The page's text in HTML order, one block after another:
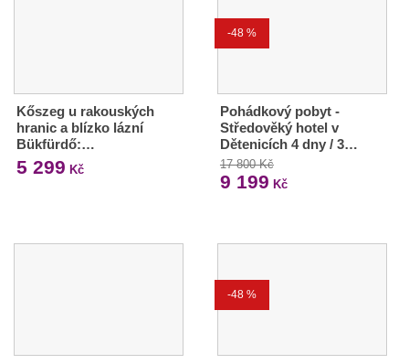
Kőszeg u rakouských
hranic a blízko lázní
Bükfürdő:…
5 299 Kč
-48 %
Pohádkový pobyt -
Středověký hotel v
Dětenicích 4 dny / 3…
17 800 Kč
9 199 Kč
-48 %